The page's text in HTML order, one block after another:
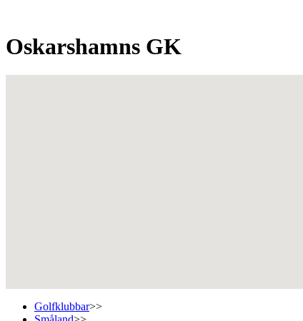
Oskarshamns GK
Golfklubbar>>